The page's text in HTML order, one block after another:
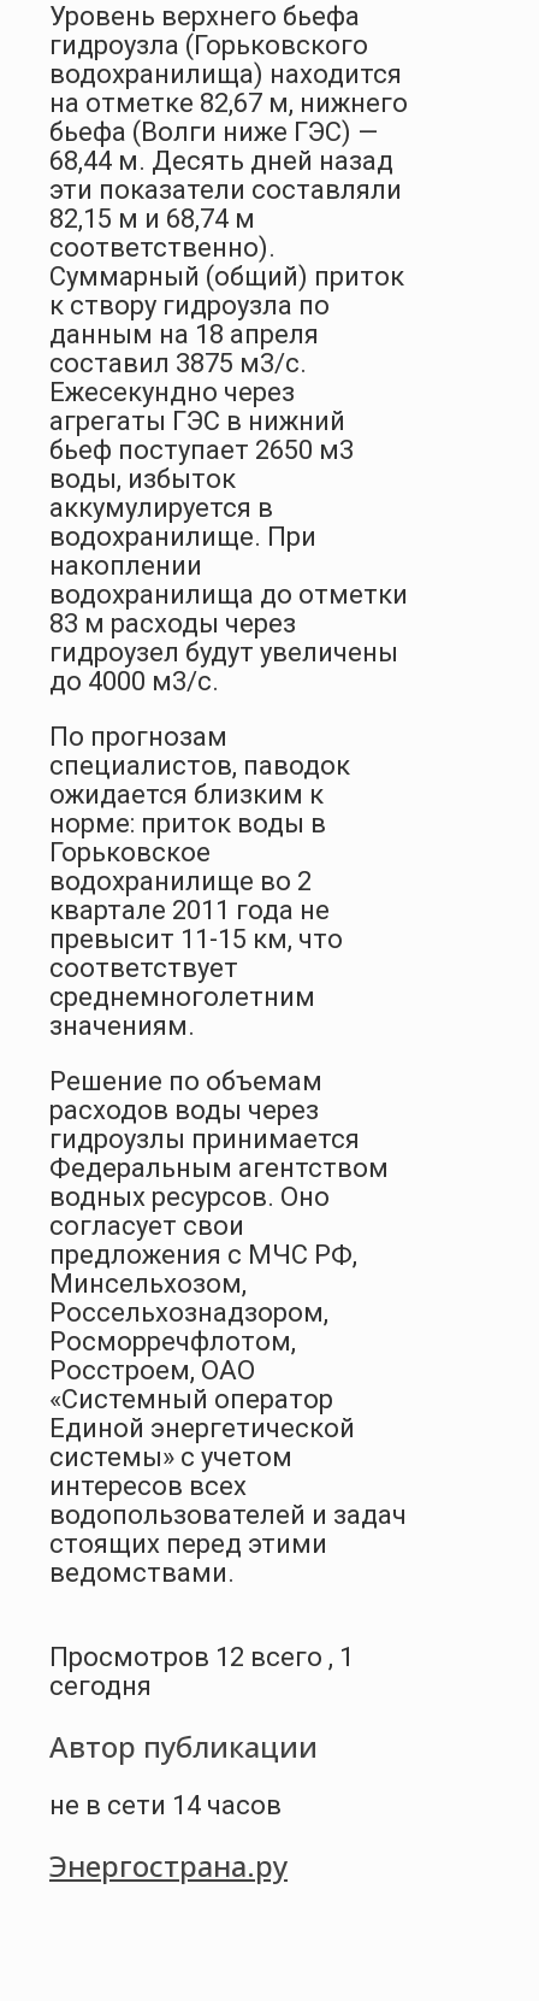
Уровень верхнего бьефа
гидроузла (Горьковского
водохранилища) находится
на отметке 82,67 м, нижнего
бьефа (Волги ниже ГЭС) —
68,44 м. Десять дней назад
эти показатели составляли
82,15 м и 68,74 м
соответственно).
Суммарный (общий) приток
к створу гидроузла по
данным на 18 апреля
составил 3875 м3/с.
Ежесекундно через
агрегаты ГЭС в нижний
бьеф поступает 2650 м3
воды, избыток
аккумулируется в
водохранилище. При
накоплении
водохранилища до отметки
83 м расходы через
гидроузел будут увеличены
до 4000 м3/с.
По прогнозам
специалистов, паводок
ожидается близким к
норме: приток воды в
Горьковское
водохранилище во 2
квартале 2011 года не
превысит 11-15 км, что
соответствует
среднемноголетним
значениям.
Решение по объемам
расходов воды через
гидроузлы принимается
Федеральным агентством
водных ресурсов. Оно
согласует свои
предложения с МЧС РФ,
Минсельхозом,
Россельхознадзором,
Росморречфлотом,
Росстроем, ОАО
«Системный оператор
Единой энергетической
системы» с учетом
интересов всех
водопользователей и задач
стоящих перед этими
ведомствами.
Просмотров 12 всего , 1
сегодня
Автор публикации
не в сети 14 часов
Энергострана.ру